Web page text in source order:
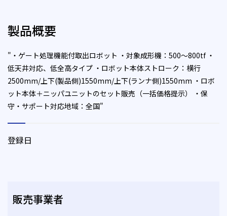
製品概要
"・ゲート処理機能付取出ロボット ・対象成形機：500～800tf ・
低天井対応、低全高タイプ ・ロボット本体ストローク：横行
2500mm/上下(製品側)1550mm/上下(ランナ側)1550mm ・ロボ
ット本体＋ニッパユニットのセット販売（一括価格提示） ・保
守・サポート対応地域：全国"
登録日
販売事業者